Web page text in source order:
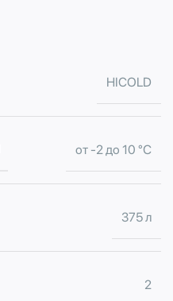
HICOLD
от -2 до 10 °С
375 л
2